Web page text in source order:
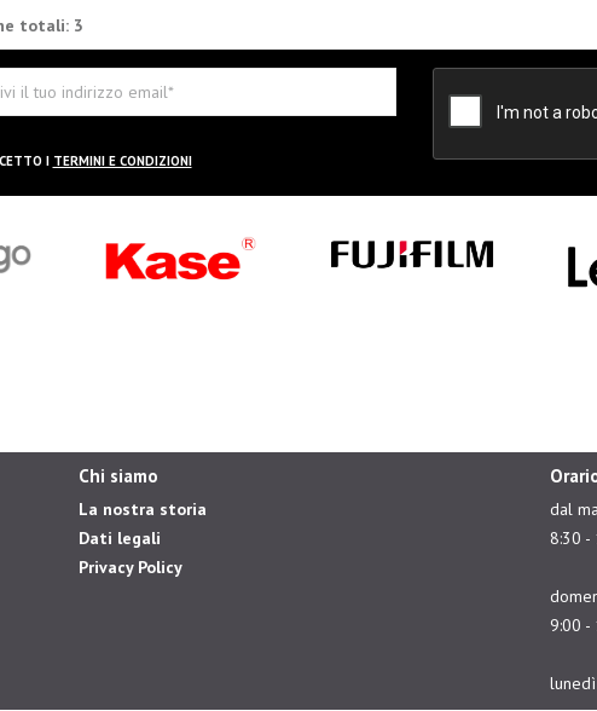
totali: 3
I TERMINI E CONDIZIONI
Chi siamo
La nostra storia
Dati legali
Privacy Policy
dal
8:30 -
9:00 -